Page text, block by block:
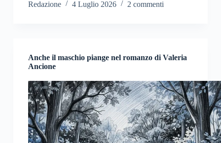
Redazione 4 Luglio 2026 2 commenti
Anche il maschio piange nel romanzo di Valeria
Ancione